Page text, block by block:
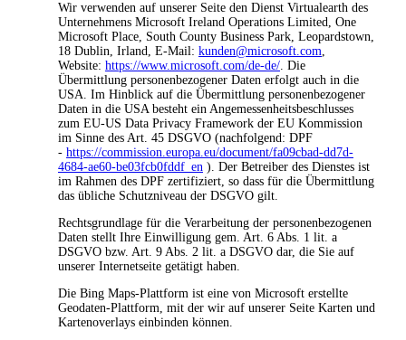
Wir verwenden auf unserer Seite den Dienst Virtualearth des
Unternehmens Microsoft Ireland Operations Limited, One
Microsoft Place, South County Business Park, Leopardstown,
18 Dublin, Irland, E-Mail: kunden@microsoft.com,
Website: https://www.microsoft.com/de-de/. Die
Übermittlung personenbezogener Daten erfolgt auch in die
USA. Im Hinblick auf die Übermittlung personenbezogener
Daten in die USA besteht ein Angemessenheitsbeschlusses
zum EU-US Data Privacy Framework der EU Kommission
im Sinne des Art. 45 DSGVO (nachfolgend: DPF
- https://commission.europa.eu/document/fa09cbad-dd7d-
4684-ae60-be03fcb0fddf_en ). Der Betreiber des Dienstes ist
im Rahmen des DPF zertifiziert, so dass für die Übermittlung
das übliche Schutzniveau der DSGVO gilt.
Rechtsgrundlage für die Verarbeitung der personenbezogenen
Daten stellt Ihre Einwilligung gem. Art. 6 Abs. 1 lit. a
DSGVO bzw. Art. 9 Abs. 2 lit. a DSGVO dar, die Sie auf
unserer Internetseite getätigt haben.
Die Bing Maps-Plattform ist eine von Microsoft erstellte
Geodaten-Plattform, mit der wir auf unserer Seite Karten und
Kartenoverlays einbinden können.